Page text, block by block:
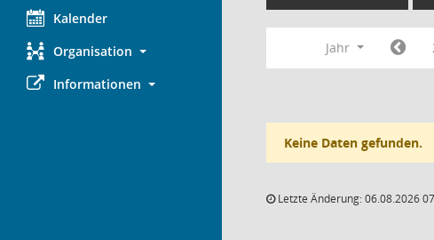
Kalender
Organisation
Informationen
Jahr
Keine Daten gefunden.
Letzte Änderung: 06.08.2026